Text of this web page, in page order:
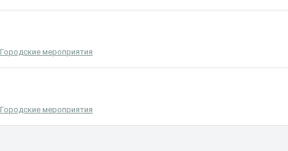
Городские мероприятия
Городские мероприятия